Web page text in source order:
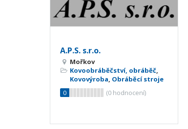
A.P.S. s.r.o.
Mořkov
Kovoobráběčství, obráběč,
Kovovýroba, Obráběcí stroje
0
(0 hodnocení)